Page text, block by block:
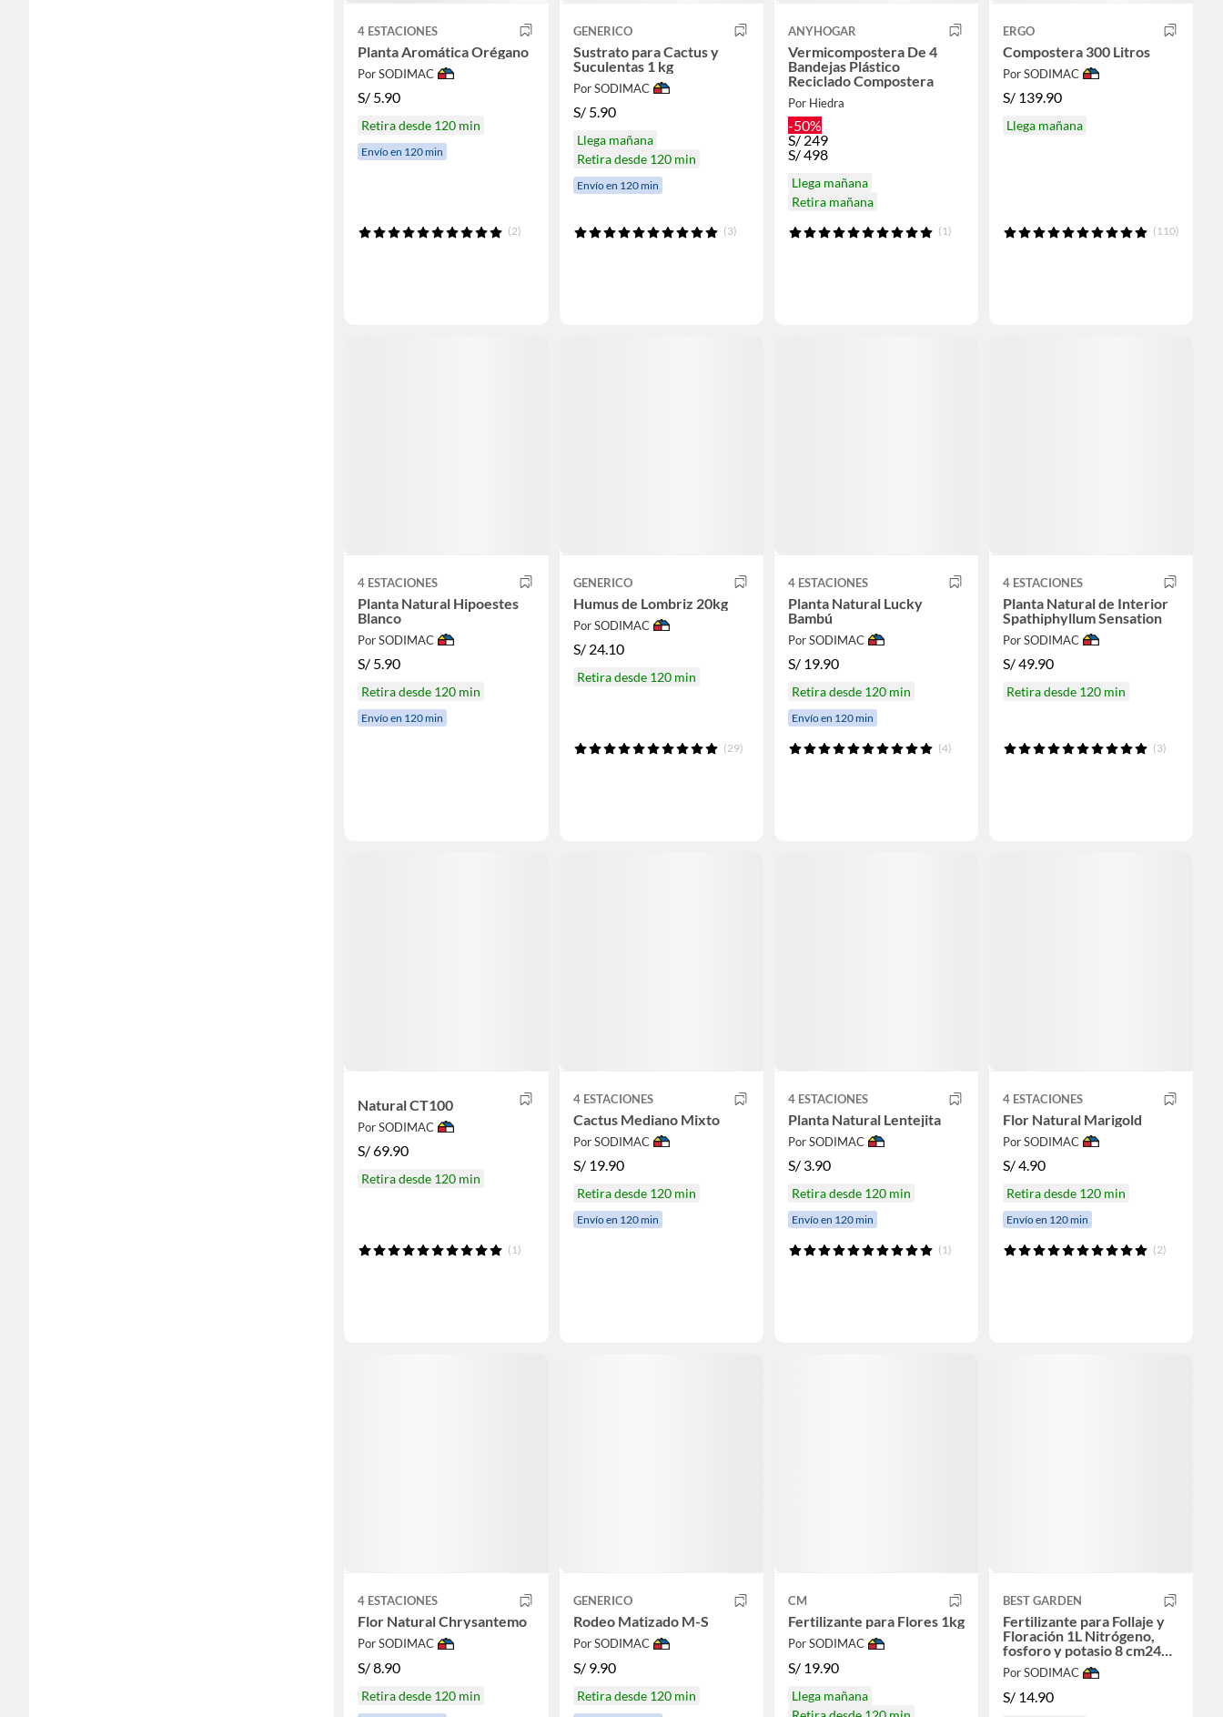
4 ESTACIONES
Planta Aromática Orégano
Por SODIMAC
S/ 5.90
Retira desde 120 min
Envío en 120 min
(2)
GENERICO
Sustrato para Cactus y
Suculentas 1 kg
Por SODIMAC
S/ 5.90
Llega mañana
Retira desde 120 min
Envío en 120 min
(3)
ANYHOGAR
Vermicompostera De 4
Bandejas Plástico
Reciclado Compostera
Por Hiedra
-50%
S/249
S/498
Llega mañana
Retira mañana
(1)
ERGO
Compostera 300 Litros
Por SODIMAC
S/ 139.90
Llega mañana
(110)
4 ESTACIONES
Planta Natural Hipoestes
Blanco
Por SODIMAC
S/ 5.90
Retira desde 120 min
Envío en 120 min
GENERICO
Humus de Lombriz 20kg
Por SODIMAC
S/ 24.10
Retira desde 120 min
(29)
4 ESTACIONES
Planta Natural Lucky
Bambú
Por SODIMAC
S/ 19.90
Retira desde 120 min
Envío en 120 min
(4)
4 ESTACIONES
Planta Natural de Interior
Spathiphyllum Sensation
Por SODIMAC
S/49.90
Retira desde 120 min
(3)
Natural CT100
Por SODIMAC
S/69.90
Retira desde 120 min
(1)
4 ESTACIONES
Cactus Mediano Mixto
Por SODIMAC
S/ 19.90
Retira desde 120 min
Envío en 120 min
4 ESTACIONES
Planta Natural Lentejita
Por SODIMAC
S/ 3.90
Retira desde 120 min
Envío en 120 min
(1)
4 ESTACIONES
Flor Natural Marigold
Por SODIMAC
S/4.90
Retira desde 120 min
Envío en 120 min
(2)
4 ESTACIONES
Flor Natural Chrysantemo
Por SODIMAC
S/8.90
Retira desde 120 min
GENERICO
Rodeo Matizado M-S
Por SODIMAC
S/ 9.90
Retira desde 120 min
CM
Fertilizante para Flores 1kg
Por SODIMAC
S/ 19.90
Llega mañana
BEST GARDEN
Fertilizante para Follaje y
Floración 1L Nitrógeno,
fosforo y potasio 8 cm24
cm8 cm
Por SODIMAC
S/ 14.90